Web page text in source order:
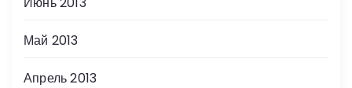
Май 2013
Апрель 2013